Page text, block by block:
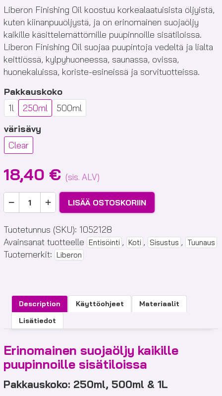
-
48,20 €
Liberon Finishing Oil koostuu korkealaatuisista öljyistä,
kuten kiinanpuuöljystä, ja on erinomainen suojaöljy
kaikille käsittelemättömille puupinnoille sisätiloissa.
Liberon Finishing Oil suojaa puupintoja vedeltä ja lialta
keittiössä, kylpyhuoneessa, saunassa, ovissa,
huonekaluissa, koriste-esineissä ja sorvituotteissa.
Pakkauskoko
1l
250ml
500ml
värisävy
Clear
18,40 € (sis. ALV)
Liberon
Finishing
määrä
LISÄÄ OSTOSKORIIN
Tuotetunnus (SKU): 1052128
Avainsanat tuotteelle Entisöinti , Koti , Sisustus , Tuunaus
Tuotemerkit: Liberon
Description Käyttöohjeet
Materiaalit
Lisätiedot
Erinomainen suojaöljy kaikille
puupinnoille sisätiloissa
Pakkauskoko: 250ml, 500ml & 1L